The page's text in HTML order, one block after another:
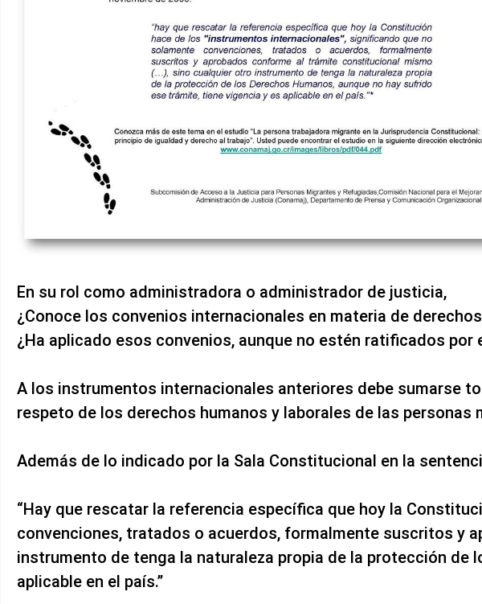
En su rol como administradora o administrador de
¿Conoce los convenios internacionales en materia de
¿Ha aplicado esos convenios, aunque no estén ratificados por
A los instrumentos internacionales anteriores debe sumarse
respeto de los derechos humanos y laborales de las personas
Además de lo indicado por la Sala Constitucional en la
“Hay que rescatar la referencia específica que hoy la
convenciones, tratados o acuerdos, formalmente suscritos y
instrumento de tenga la naturaleza propia de la protección de
aplicable en el país.”